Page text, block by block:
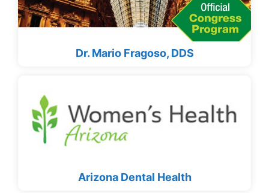
Dr. Mario Fragoso, DDS
Arizona Dental Health